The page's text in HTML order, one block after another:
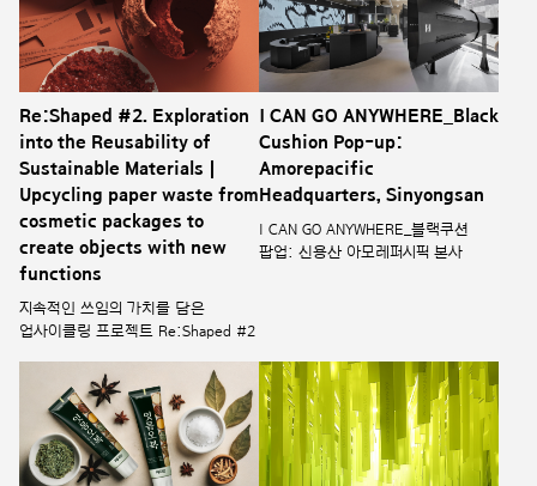
Re:Shaped #2. Exploration
into the Reusability of
Sustainable Materials |
Upcycling paper waste from
cosmetic packages to
create objects with new
functions
지속적인 쓰임의 가치를 담은
업사이클링 프로젝트 Re:Shaped #2
I CAN GO ANYWHERE_Black
Cushion Pop-up:
Amorepacific
Headquarters, Sinyongsan
I CAN GO ANYWHERE_블랙쿠션
팝업: 신용산 아모레퍼시픽 본사